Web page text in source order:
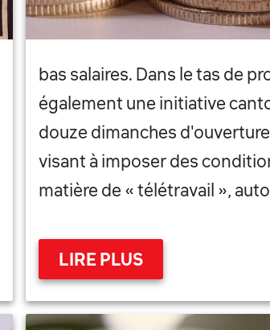
bas salaires. Dans le tas de
également une initiative
douze dimanches
visant à imposer des
matière de « télétravail »,
LIRE PLUS